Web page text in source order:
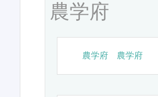
農学府
農学府 農学府